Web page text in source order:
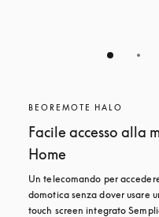
BEOREMOTE HALO
Facile accesso alla
Home
Un telecomando per
domotica senza dover usare
touch screen integrato